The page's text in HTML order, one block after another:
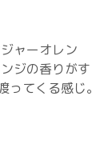
ャーオレン
ジの香りがす
てくる感じ。